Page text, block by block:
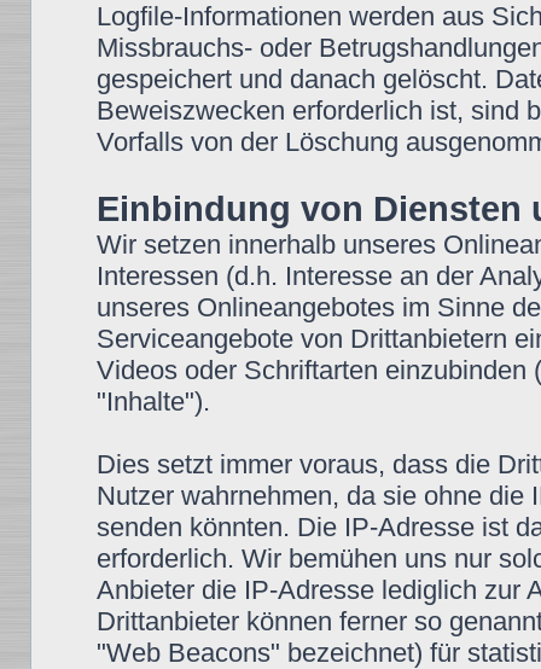
Logfile-Informationen werden aus
Missbrauchs- oder
gespeichert und danach gelöscht.
Beweiszwecken erforderlich ist, sind
Vorfalls von der Löschung
Einbindung von Diensten
Wir setzen innerhalb unseres
Interessen (d.h. Interesse an der
unseres Onlineangebotes im Sinne
Serviceangebote von Drittanbietern
Videos oder Schriftarten
"Inhalte").
Dies setzt immer voraus, dass die
Nutzer wahrnehmen, da sie ohne die
senden könnten. Die IP-Adresse ist
erforderlich. Wir bemühen uns nur
Anbieter die IP-Adresse lediglich zur
Drittanbieter können ferner so
"Web Beacons" bezeichnet) für